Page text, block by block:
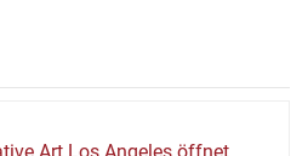
Art Los Angeles öffnet